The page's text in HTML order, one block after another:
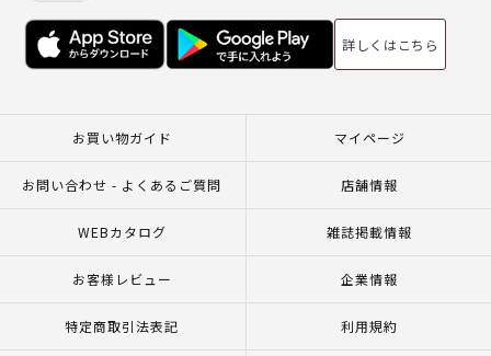
詳しくはこちら
お買い物ガイド マイページ
お問い合わせ - よくあるご質問 店舗情報
WEBカタログ 雑誌掲載情報
お客様レビュー 企業情報
特定商取引法表記 利用規約